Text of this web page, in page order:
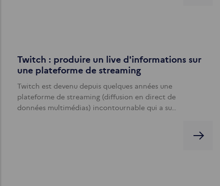
Twitch : produire un live d'informations sur
une plateforme de streaming
Twitch est devenu depuis quelques années une
plateforme de streaming (diffusion en direct de
données multimédias) incontournable qui a su…